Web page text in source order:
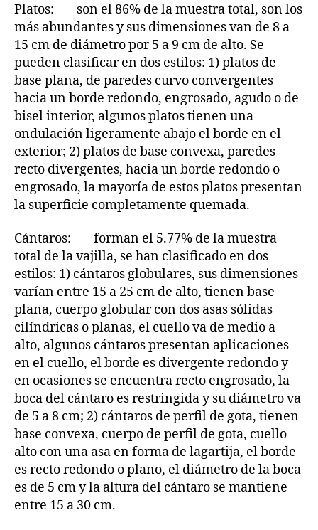
Platos: son el 86% de la muestra total, son los
más abundantes y sus dimensiones van de 8 a
15 cm de diámetro por 5 a 9 cm de alto. Se
pueden clasificar en dos estilos: 1) platos de
base plana, de paredes curvo convergentes
hacia un borde redondo, engrosado, agudo o de
bisel interior, algunos platos tienen una
ondulación ligeramente abajo el borde en el
exterior; 2) platos de base convexa, paredes
recto divergentes, hacia un borde redondo o
engrosado, la mayoría de estos platos presentan
la superficie completamente quemada.
Cántaros: forman el 5.77% de la muestra
total de la vajilla, se han clasificado en dos
estilos: 1) cántaros globulares, sus dimensiones
varían entre 15 a 25 cm de alto, tienen base
plana, cuerpo globular con dos asas sólidas
cilíndricas o planas, el cuello va de medio a
alto, algunos cántaros presentan aplicaciones
en el cuello, el borde es divergente redondo y
en ocasiones se encuentra recto engrosado, la
boca del cántaro es restringida y su diámetro va
de 5 a 8 cm; 2) cántaros de perfil de gota, tienen
base convexa, cuerpo de perfil de gota, cuello
alto con una asa en forma de lagartija, el borde
es recto redondo o plano, el diámetro de la boca
es de 5 cm y la altura del cántaro se mantiene
entre 15 a 30 cm.